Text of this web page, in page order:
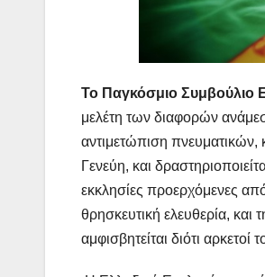
Το Παγκόσμιο Συμβούλιο
μελέτη των διαφορών
αντιμετώπιση πνευματικών,
Γενεύη, και
εκκλησίες προερχόμενες
θρησκευτική ελευθερία, και
αμφισβητείται διότι